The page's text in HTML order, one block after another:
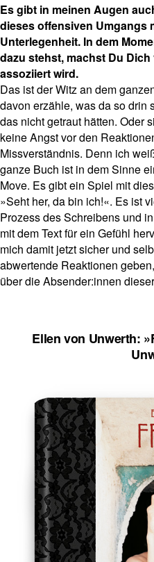
Es gibt in meinen Augen
dieses offensiven Umgangs
Unterlegenheit. In dem
dazu stehst, machst Du
assoziiert wird.
Das ist der Witz an dem
davon erzähle, was da so drin
das nicht getraut hätten. Oder
keine Angst vor den
Missverständnis. Denn ich
ganze Buch ist in dem Sinne
Move. Es gibt ein Spiel mit
»Seht her, da bin ich!«. Es ist
Prozess des Schreibens und
mit dem Text für ein Gefühl
mich damit jetzt sicher und
abwertende Reaktionen
über die Absender:innen
Ellen von Unwerth: